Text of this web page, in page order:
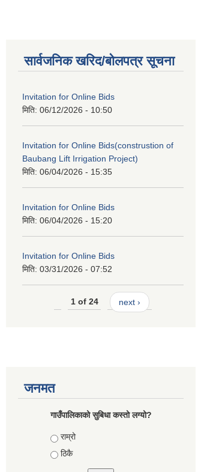
सार्वजनिक खरिद/बोलपत्र सूचना
Invitation for Online Bids
मिति: 06/12/2026 - 10:50
Invitation for Online Bids(construstion of
Baubang Lift Irrigation Project)
मिति: 06/04/2026 - 15:35
Invitation for Online Bids
मिति: 06/04/2026 - 15:20
Invitation for Online Bids
मिति: 03/31/2026 - 07:52
1 of 24 next ›
जनमत
गाउँपालिकाको सुबिधा कस्तो लग्यो?
Choices
राम्रो
ठिकै